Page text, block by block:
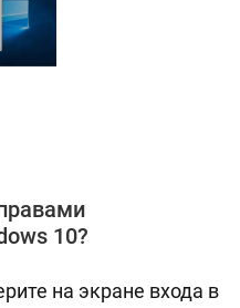
10?
на экране входа в